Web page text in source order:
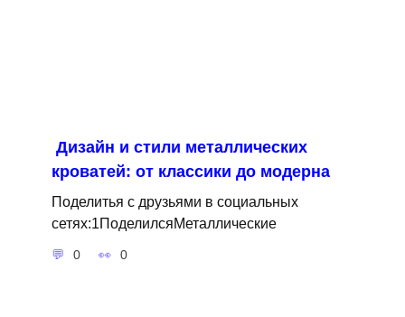
Дизайн и стили металлических
кроватей: от классики до модерна
Поделитья с друзьями в социальных
сетях:1ПоделилсяМеталлические
0 0